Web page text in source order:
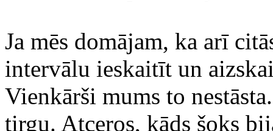
Ja mēs domājam, ka arī
intervālu ieskaitīt un
Vienkārši mums to
tirgu. Atceros, kāds šoks